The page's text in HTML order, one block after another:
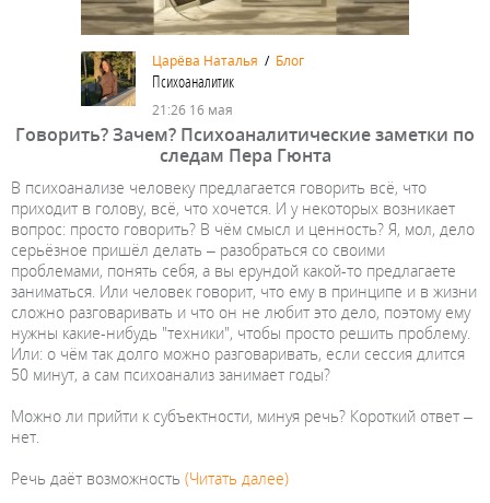
Царёва Наталья / Блог
Психоаналитик
21:26 16 мая
Говорить? Зачем? Психоаналитические заметки по
следам Пера Гюнта
В психоанализе человеку предлагается говорить всё, что
приходит в голову, всё, что хочется. И у некоторых возникает
вопрос: просто говорить? В чём смысл и ценность? Я, мол, дело
серьёзное пришёл делать – разобраться со своими
проблемами, понять себя, а вы ерундой какой-то предлагаете
заниматься. Или человек говорит, что ему в принципе и в жизни
сложно разговаривать и что он не любит это дело, поэтому ему
нужны какие-нибудь "техники", чтобы просто решить проблему.
Или: о чём так долго можно разговаривать, если сессия длится
50 минут, а сам психоанализ занимает годы?
Можно ли прийти к субъектности, минуя речь? Короткий ответ –
нет.
Речь даёт возможность (Читать далее)